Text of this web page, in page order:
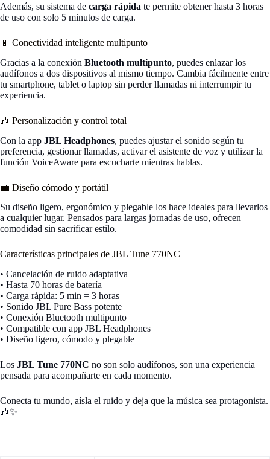
Además, su sistema de carga rápida te permite obtener hasta 3 horas
de uso con solo 5 minutos de carga.
📱 Conectividad inteligente multipunto
Gracias a la conexión Bluetooth multipunto, puedes enlazar los
audífonos a dos dispositivos al mismo tiempo. Cambia fácilmente entre
tu smartphone, tablet o laptop sin perder llamadas ni interrumpir tu
experiencia.
🎶 Personalización y control total
Con la app JBL Headphones, puedes ajustar el sonido según tu
preferencia, gestionar llamadas, activar el asistente de voz y utilizar la
función VoiceAware para escucharte mientras hablas.
💼 Diseño cómodo y portátil
Su diseño ligero, ergonómico y plegable los hace ideales para llevarlos
a cualquier lugar. Pensados para largas jornadas de uso, ofrecen
comodidad sin sacrificar estilo.
Características principales de JBL Tune 770NC
• Cancelación de ruido adaptativa
• Hasta 70 horas de batería
• Carga rápida: 5 min = 3 horas
• Sonido JBL Pure Bass potente
• Conexión Bluetooth multipunto
• Compatible con app JBL Headphones
• Diseño ligero, cómodo y plegable
Los JBL Tune 770NC no son solo audífonos, son una experiencia
pensada para acompañarte en cada momento.
Conecta tu mundo, aísla el ruido y deja que la música sea protagonista.
🎶✨